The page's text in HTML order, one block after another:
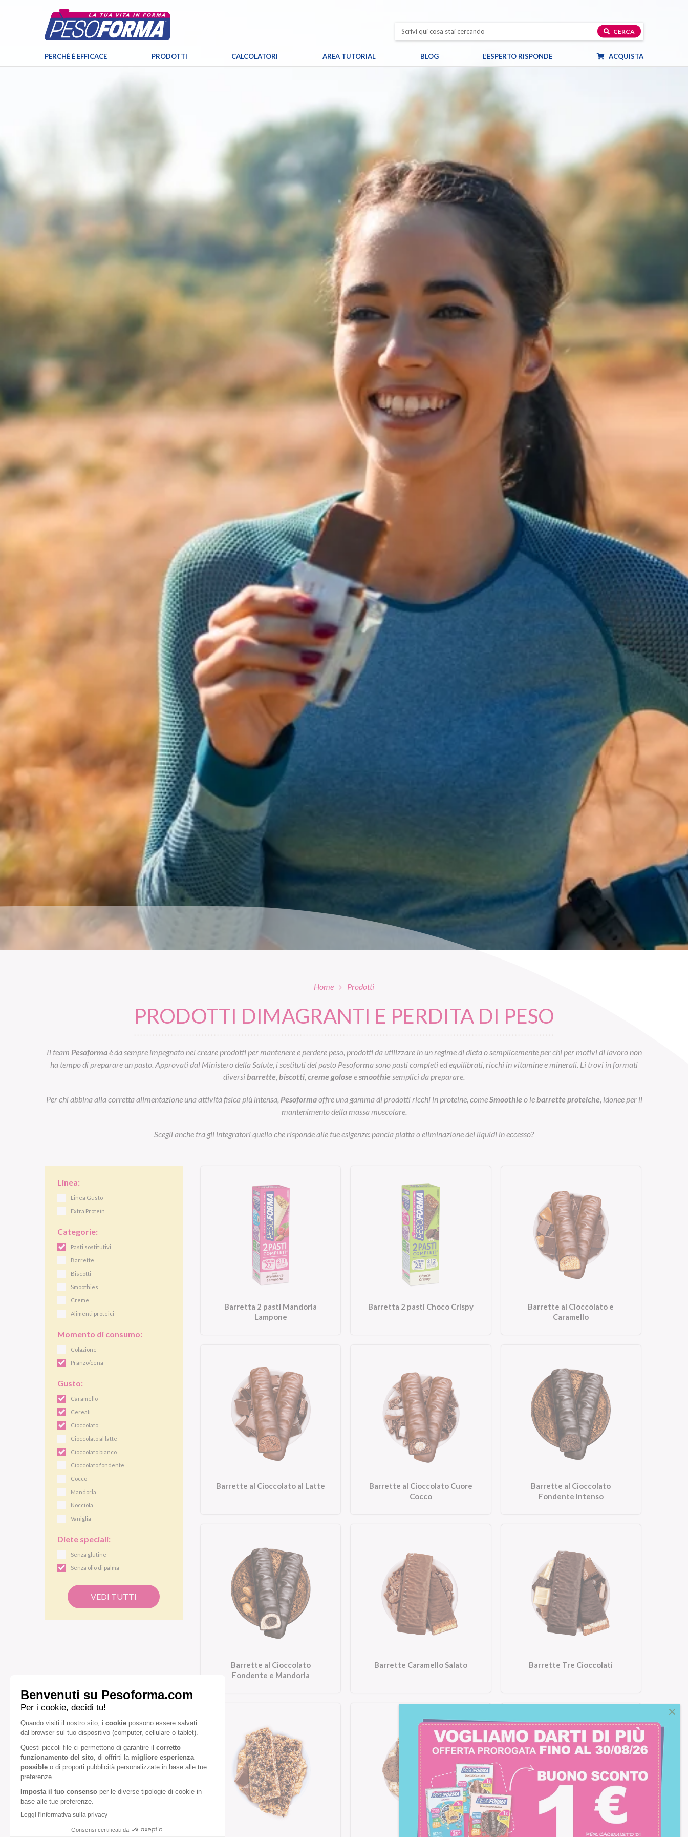
CERCA
PERCHÉ È EFFICACE PRODOTTI CALCOLATORI AREA TUTORIAL BLOG L’ESPERTO RISPONDE ACQUISTA
Home Prodotti
PRODOTTI DIMAGRANTI E PERDITA DI PESO
Il team Pesoformaè da sempre impegnato nel creare prodotti per mantenere e perdere peso, prodotti da utilizzare in un regime di dieta o semplicemente per chi per motivi di lavoro non
ha tempo di preparare un pasto. Approvati dal Ministero della Salute, i sostituti del pasto Pesoforma sono pasti completi ed equilibrati, ricchi in vitamine e minerali. Li trovi in formati
diversi barrette biscotti creme golose e smoothie semplici da preparare.
Per chi abbina alla corretta alimentazione una attività fisica più intensa, Pesoformaoffre una gamma di prodotti ricchi in proteine, come Smoothie o le barrette proteiche , idonee per il
mantenimento della massa muscolare.
Scegli anche tra gli integratori quello che risponde alle tue esigenze: pancia piatta o eliminazione dei liquidi in eccesso?
Linea:
Linea Gusto
Extra Protein
Categorie:
Pasti sostitutivi
Barrette
Biscotti
Smoothies
Creme
Alimenti proteici
Momento di consumo:
Colazione
Pranzo/cena
Gusto:
Caramello
Cereali
Cioccolato
Cioccolato al latte
Cioccolato bianco
Cioccolato fondente
Cocco
Mandorla
Nocciola
Vaniglia
Diete speciali:
Senza glutine
Senza olio di palma
VEDI TUTTI
Barretta 2 pasti Mandorla
Lampone
Barretta 2 pasti Choco Crispy
Barrette al Cioccolato e
Caramello
Barrette al Cioccolato al Latte
Barrette al Cioccolato Cuore
Cocco
Barrette al Cioccolato
Fondente Intenso
Barrette al Cioccolato
Fondente e Mandorla
Barrette Caramello Salato Barrette Tre Cioccolati